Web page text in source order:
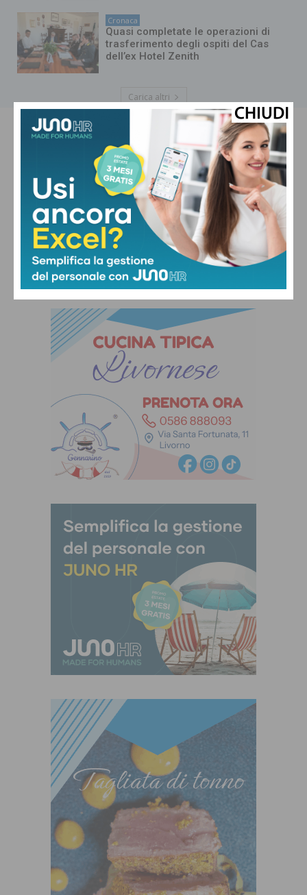
Cronaca
Quasi completate le operazioni di
trasferimento degli ospiti del Cas
dell’ex Hotel Zenith
Carica altri
PISTOIA
22°C 24.3 °
°
76 % 0.5kmh 0 %
VEN
31°
SAB
31°
DOM
33°
LUN MAR